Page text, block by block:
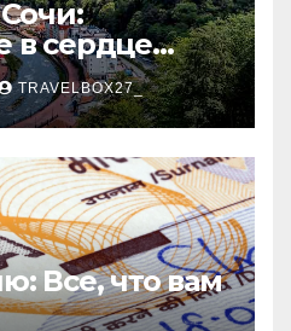
в сердце
курорта
TRAVELBOX27_
Все, что вам